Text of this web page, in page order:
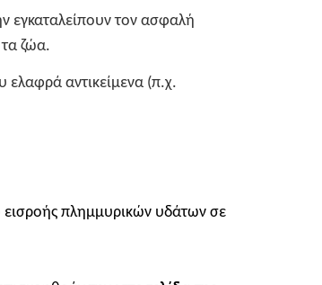
εγκαταλείπουν τον ασφαλή
ζώα.
ελαφρά αντικείμενα (π.χ.
πλημμυρικών υδάτων σε